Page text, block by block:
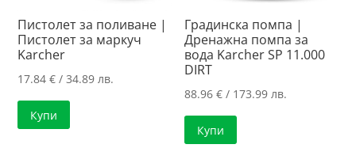
Пистолет за поливане |
Пистолет за маркуч
Karcher
17.84€ / 34.89 лв.
Купи
Градинска помпа |
Дренажна помпа за
вода Karcher SP 11.000
DIRT
88.96€ / 173.99 лв.
Купи